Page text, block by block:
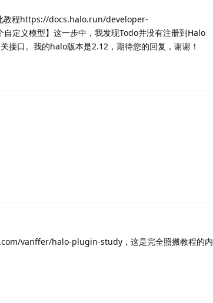
教程https://docs.halo.run/developer-
义模型】这一步中，我发现Todo并没有注册到Halo
口。我的halo版本是2.12，期待您的回复，谢谢！
vanffer/halo-plugin-study，这是完全照搬教程的内